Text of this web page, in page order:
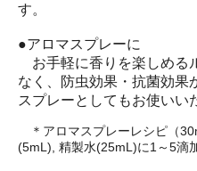
す。
●アロマスプレーに
お手軽に香りを楽しめる
なく、防虫効果・抗菌効果
スプレーとしてもお使いい
＊アロマスプレーレシピ（
(5mL), 精製水(25mL)に1～5滴